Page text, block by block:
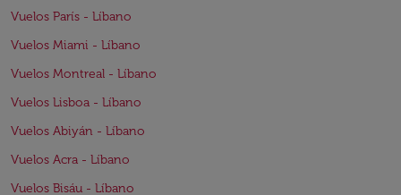
Vuelos París - Líbano
Vuelos Miami - Líbano
Vuelos Montreal - Líbano
Vuelos Lisboa - Líbano
Vuelos Abiyán - Líbano
Vuelos Acra - Líbano
Vuelos Bisáu - Líbano